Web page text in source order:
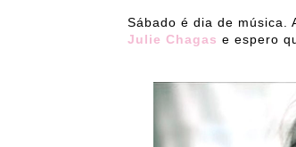
Sábado é dia de música.
Julie Chagas e espero